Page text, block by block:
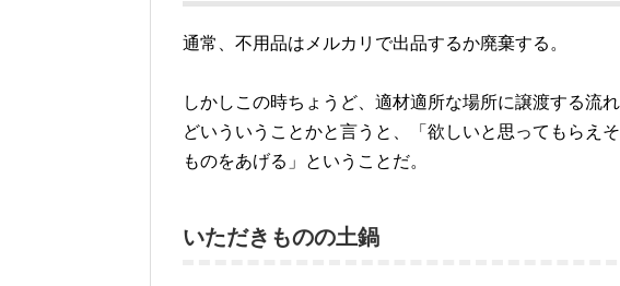
通常、不用品はメルカリで出品するか廃棄する。
しかしこの時ちょうど、適材適所な場所に譲渡する流
どいういうことかと言うと、「欲しいと思ってもらえ
ものをあげる」ということだ。
いただきものの土鍋